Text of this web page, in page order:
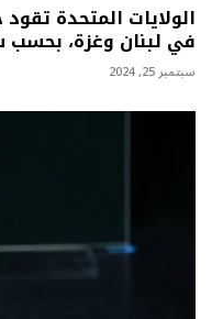
الولايات المتحدة
في لبنان وغزة،
سبتمبر 25, 2024